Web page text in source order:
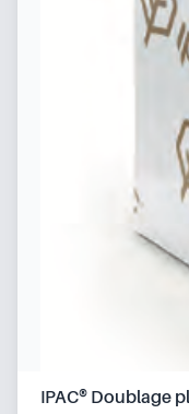
IPAC® Doublage